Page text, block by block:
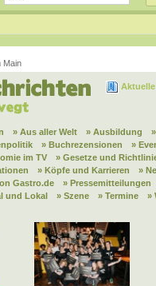
Main
» Aus aller Welt » Ausbildung
» Buchrezensionen
»
im TV
» Gesetze und
» Köpfe und Karrieren
»
Gastro.de
» Pressemitteilungen
und Lokal
» Szene » Termine »